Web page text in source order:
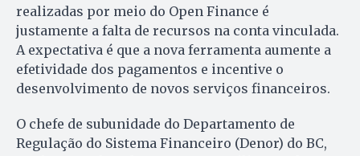
realizadas por meio do Open Finance é
justamente a falta de recursos na conta vinculada.
A expectativa é que a nova ferramenta aumente a
efetividade dos pagamentos e incentive o
desenvolvimento de novos serviços financeiros.
O chefe de subunidade do Departamento de
Regulação do Sistema Financeiro (Denor) do BC,